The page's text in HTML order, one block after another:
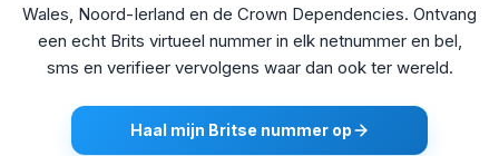
Wales, Noord-Ierland en de Crown Dependencies. Ontvang
een echt Brits virtueel nummer in elk netnummer en bel,
sms en verifieer vervolgens waar dan ook ter wereld.
Haal mijn Britse nummer op